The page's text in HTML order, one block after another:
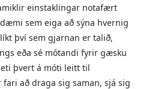
einstaklingar notafært
sem eiga að sýna hvernig
því sem gjarnan er talið,
eða sé mótandi fyrir gæsku
þvert á móti leitt til
að draga sig saman, sjá sig